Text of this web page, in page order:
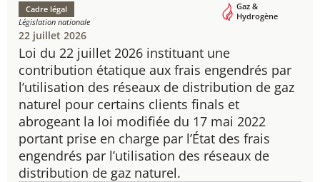
Loi du 22 juillet 2026 instituant une
contribution étatique aux frais engendrés par
l’utilisation des réseaux de distribution de gaz
naturel pour certains clients finals et
abrogeant la loi modifiée du 17 mai 2022
portant prise en charge par l’État des frais
engendrés par l’utilisation des réseaux de
distribution de gaz naturel.
Cadre légal
Législation nationale
Gaz &
Hydrogène
22 juillet 2026